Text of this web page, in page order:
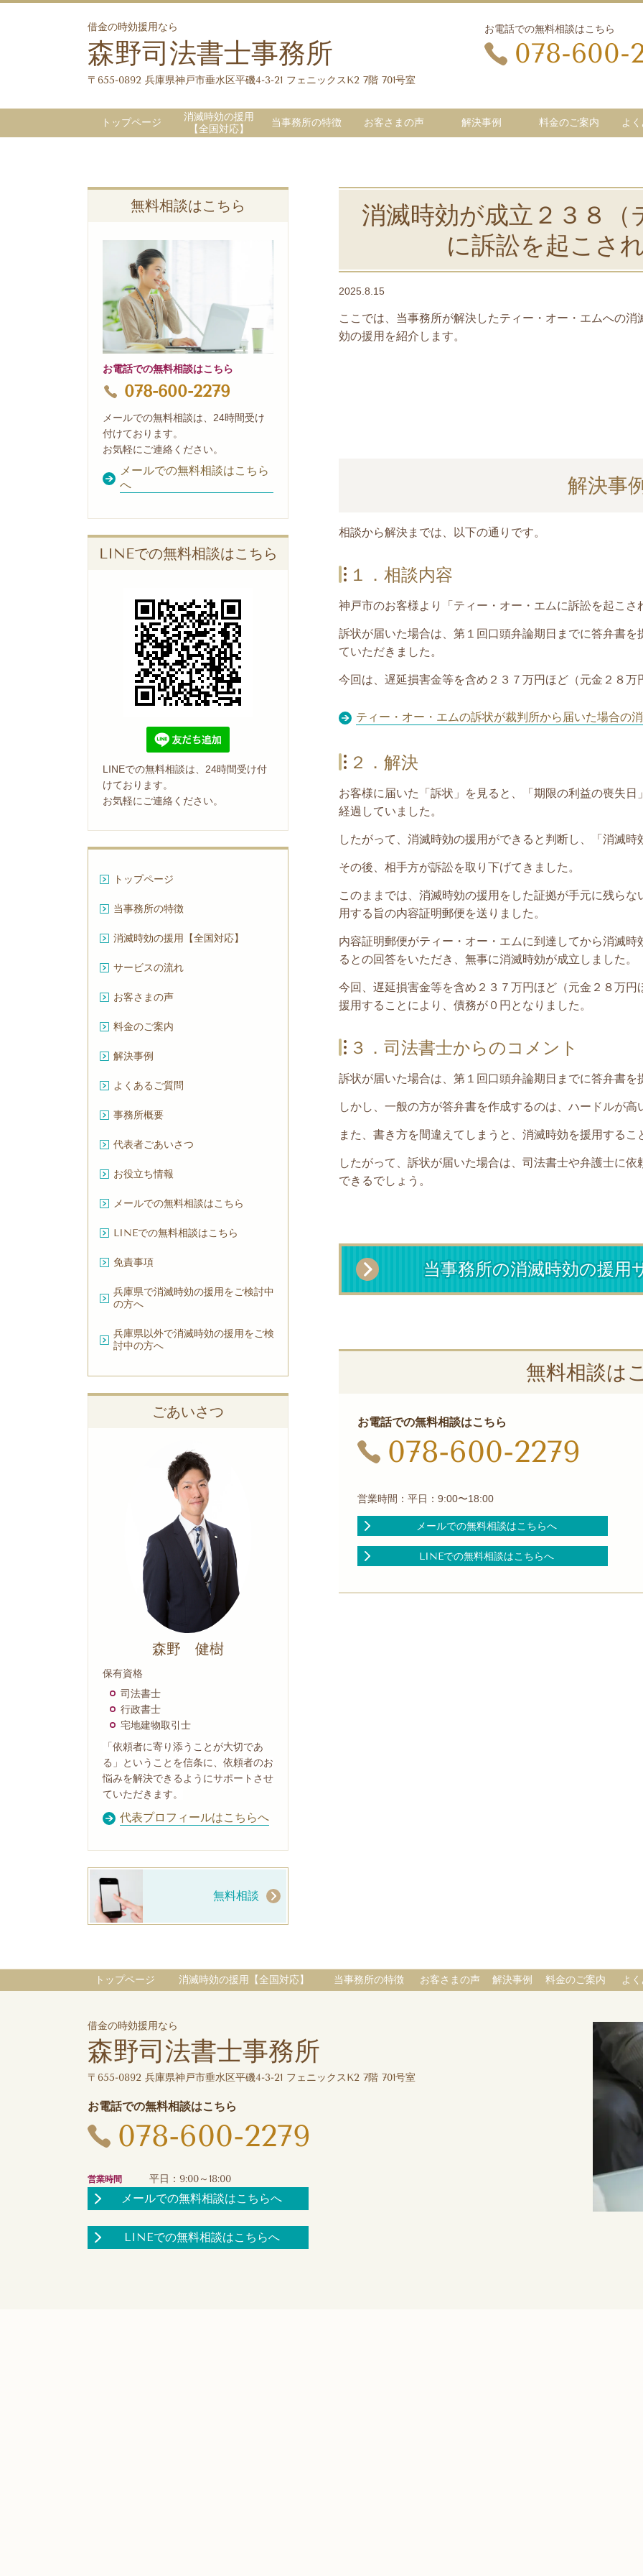
借金の時効援用なら
森野司法書士事務所
〒655-0892 兵庫県神戸市垂水区平磯4-3-21 フェニックスK2 7階 701号室
お電話での無料相談はこちら
078-600-
トップページ
消滅時効の援用
【全国対応】
当事務所の特徴 お客さまの声 解決事例 料金のご案内 よ
消滅時効が成立２３８
に訴訟を起こさ
2025.8.15
ここでは、当事務所が解決したティー・オー・エムへの消
効の援用を紹介します。
解決事
相談から解決までは、以下の通りです。
１．相談内容
神戸市のお客様より「ティー・オー・エムに訴訟を起こ
訴状が届いた場合は、第１回口頭弁論期日までに答弁書
ていただきました。
今回は、遅延損害金等を含め２３７万円ほど（元金２８
ティー・オー・エムの訴状が裁判所から届いた場合の
２．解決
お客様に届いた「訴状」を見ると、「期限の利益の喪失
経過していました。
したがって、消滅時効の援用ができると判断し、「消滅
その後、相手方が訴訟を取り下げてきました。
このままでは、消滅時効の援用をした証拠が手元に残ら
用する旨の内容証明郵便を送りました。
内容証明郵便がティー・オー・エムに到達してから消滅
るとの回答をいただき、無事に消滅時効が成立しました。
今回、 遅延損害金等を含め２３７万円ほど（元金２８万円
援用することにより、債務が０円となりました。
３．司法書士からのコメント
訴状が届いた場合は、第１回口頭弁論期日までに答弁書を
しかし、一般の方が答弁書を作成するのは、ハードルが高
また、書き方を間違えてしまうと、消滅時効を援用する
したがって、訴状が届いた場合は、司法書士や弁護士に
できるでしょう。
当事務所の消滅時効の援用
無料相談は
お電話での無料相談はこちら
078-600-2279
営業時間：平日：9:00〜18:00
メールでの無料相談はこちらへ
LINEでの無料相談はこちらへ
無料相談はこちら
お電話での無料相談はこちら
078-600-2279
メールでの無料相談は、24時間受け
付けております。
お気軽にご連絡ください。
メールでの無料相談はこちら
へ
LINEでの無料相談はこちら
LINEでの無料相談は、24時間受け付
けております。
お気軽にご連絡ください。
トップページ
当事務所の特徴
消滅時効の援用【全国対応】
サービスの流れ
お客さまの声
料金のご案内
解決事例
よくあるご質問
事務所概要
代表者ごあいさつ
お役立ち情報
メールでの無料相談はこちら
LINEでの無料相談はこちら
免責事項
兵庫県で消滅時効の援用をご検討中
の方へ
兵庫県以外で消滅時効の援用をご検
討中の方へ
ごあいさつ
森野 健樹
保有資格
司法書士
行政書士
宅地建物取引士
「依頼者に寄り添うことが大切であ
る」ということを信条に、依頼者のお
悩みを解決できるようにサポートさせ
ていただきます。
代表プロフィールはこちらへ
無料相談
トップページ 消滅時効の援用【全国対応】 当事務所の特徴 お客さまの声 解決事例 料金のご案内 よ
借金の時効援用なら
森野司法書士事務所
〒655-0892 兵庫県神戸市垂水区平磯4-3-21 フェニックスK2 7階 701号室
お電話での無料相談はこちら
078-600-2279
営業時間 平日：9:00～18:00
メールでの無料相談はこちらへ
LINEでの無料相談はこちらへ